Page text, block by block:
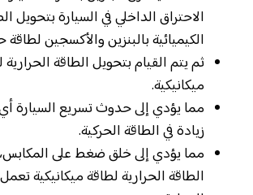
الاحتراق الداخلي في السيارة بتحويل
الكيميائية بالبنزين والأكسجين لطاقة
ثم يتم القيام بتحويل الطاقة
ميكانيكية.
مما يؤدي إلى حدوث تسريع السيارة
زيادة في الطاقة الحركية.
مما يؤدي إلى خلق ضغط على
الطاقة الحرارية لطاقة ميكانيكية